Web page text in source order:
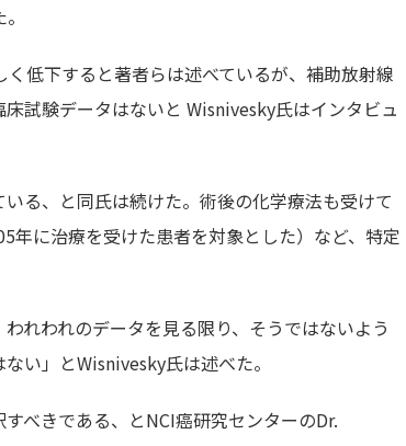
低下すると著者らは述べているが、補助放射線
試験データはないと Wisnivesky氏はインタビュ
る、と同氏は続けた。術後の化学療法も受けて
年に治療を受けた患者を対象とした）など、特定
れわれのデータを見る限り、そうではないよう
い」とWisnivesky氏は述べた。
べきである、とNCI癌研究センターのDr.